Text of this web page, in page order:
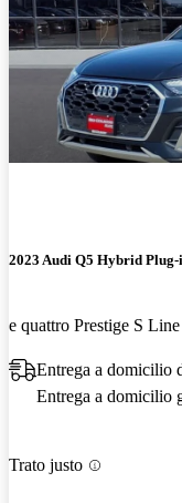
2023 Audi Q5 Hybrid
e quattro Prestige S
Entrega a domicilio
Entrega a domicilio
Trato justo